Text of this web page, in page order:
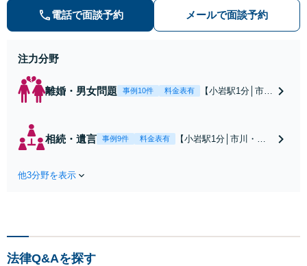
【解決実績約1000件】豊富な離婚調
停・裁判実績あり【不動産業界出
電話で面談予約 メールで面談予約
注力分野
離婚・男女問題 事例10件 料金表有
【小岩駅1分│市
回避、裁判提起前
の和解、子の認知
相続・遺言 事例9件 料金表有
【小岩駅1分│市川・船
しい地域の皆さまも、
他3分野を表示
法律Q&Aを探す